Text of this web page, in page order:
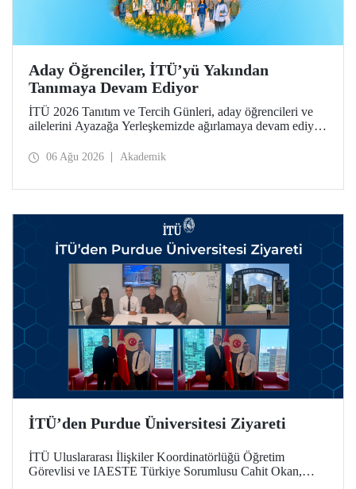
Aday Öğrenciler, İTÜ’yü Yakından
Tanımaya Devam Ediyor
İTÜ 2026 Tanıtım ve Tercih Günleri, aday öğrencileri ve
ailelerini Ayazağa Yerleşkemizde ağırlamaya devam ediyor.
ilgili fakülte ve birimler adaylara bilgi vermeye devam
06 Ağu 2026 Akademik
İTÜ’den Purdue Üniversitesi Ziyareti
İTÜ Uluslararası İlişkiler Koordinatörlüğü Öğretim
Görevlisi ve IAESTE Türkiye Sorumlusu Cahit Okan,